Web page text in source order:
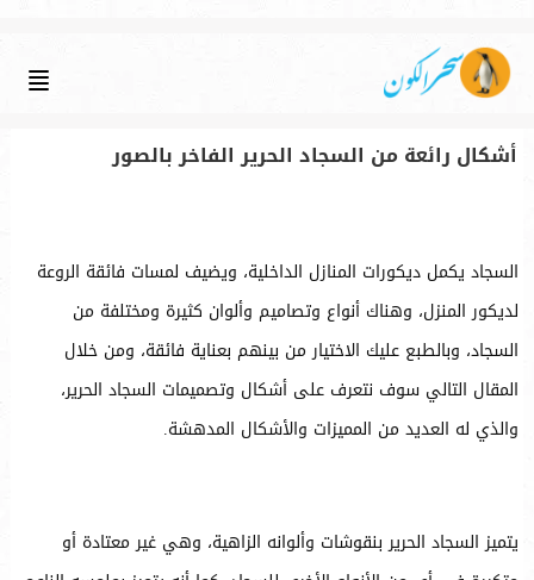
أشكال رائعة من السجاد الحرير الفاخر بالصور
السجاد يكمل ديكورات المنازل الداخلية، ويضيف لمسات فائقة الروعة
لديكور المنزل، وهناك أنواع وتصاميم وألوان كثيرة ومختلفة من
السجاد، وبالطبع عليك الاختيار من بينهم بعناية فائقة، ومن خلال
المقال التالي سوف نتعرف على أشكال وتصميمات السجاد الحرير،
والذي له العديد من المميزات والأشكال المدهشة.
يتميز السجاد الحرير بنقوشات وألوانه الزاهية، وهي غير معتادة أو